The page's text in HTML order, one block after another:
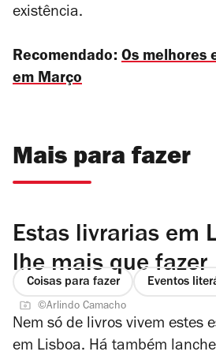
existência.
Recomendado: Os melhores
em Março
Mais para fazer
Estas livrarias em
lhe mais que fazer
Coisas para fazer Eventos
©Arlindo Camacho
Nem só de livros vivem estes
em Lisboa. Há também